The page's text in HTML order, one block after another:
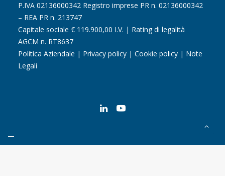
P.IVA 02136000342 Registro imprese PR n. 02136000342
– REA PR n. 213747
Capitale sociale € 119.900,00 I.V. | Rating di legalità
AGCM n. RT8637
Politica Aziendale | Privacy policy | Cookie policy | Note
Legali